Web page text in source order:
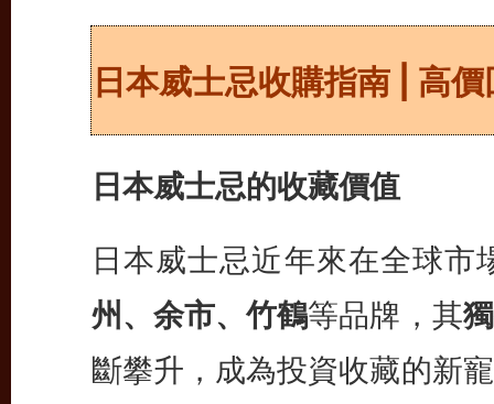
日本威士忌收購指南 | 高
日本威士忌的收藏價值
日本威士忌近年來在全球市
州、余市、竹鶴等品牌，其
斷攀升，成為投資收藏的新